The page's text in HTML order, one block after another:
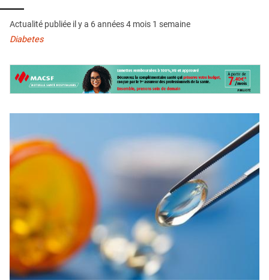
CONDITIONS GÉNÉRALES
CONTACT
Actualité publiée il y a 6 années 4 mois 1 semaine
Diabetes